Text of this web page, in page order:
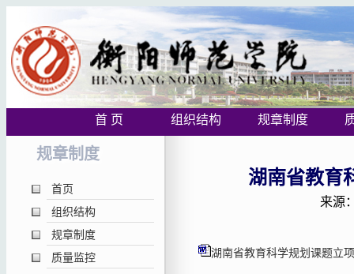
首 页 组织结构 规章制度
规章制度
首页
组织结构
规章制度
质量监控
湖南省教育
来源
湖南省教育科学规划课题立